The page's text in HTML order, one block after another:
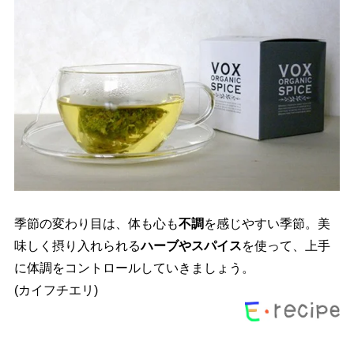
季節の変わり目は、体も心も不調 を感じやすい季節。美
味しく摂り入れられるハーブやスパイスを使って、上手
に体調をコントロールしていきましょう。
(カイフチエリ)